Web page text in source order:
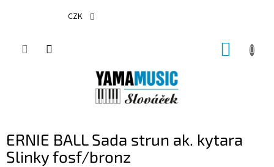
CZK
ERNIE BALL Sada strun ak. kytara
Slinky fosf/bronz